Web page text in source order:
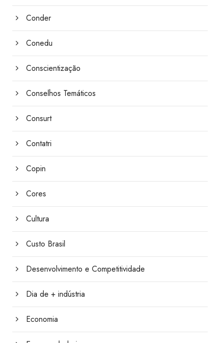
Conder
Conedu
Conscientização
Conselhos Temáticos
Consurt
Contatri
Copin
Cores
Cultura
Custo Brasil
Desenvolvimento e Competitividade
Dia de + indústria
Economia